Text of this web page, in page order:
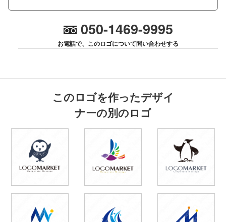
050-1469-9995
お電話で、このロゴについて問い合わせする
このロゴを作ったデザイ
ナーの別のロゴ